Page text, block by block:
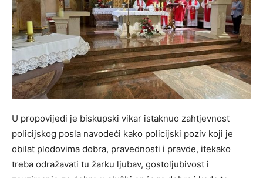
U propovijedi je biskupski vikar istaknuo zahtjevnost
policijskog posla navodeći kako policijski poziv koji je
obilat plodovima dobra, pravednosti i pravde, itekako
treba odražavati tu žarku ljubav, gostoljubivost i